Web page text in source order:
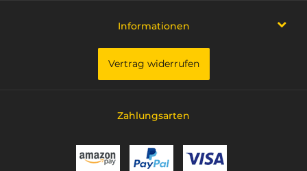
Informationen
Vertrag widerrufen
Zahlungsarten